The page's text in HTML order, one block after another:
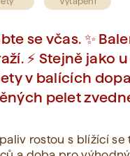
vše
se včas. ✨
⚡ Stejně jako
v balících
pelet
rostou s blížící